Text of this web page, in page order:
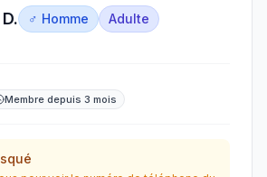
♂ Homme Adulte
Membre depuis 3 mois